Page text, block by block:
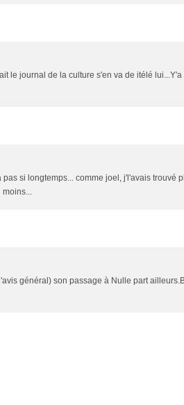
le journal de la culture s'en va de itélé lui...Y'a
si longtemps... comme joel, j'l'avais trouvé
moins...
général) son passage à Nulle part